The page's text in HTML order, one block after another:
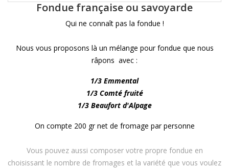
Fondue française ou savoyarde
Qui ne connaît pas la fondue !
Nous vous proposons là un mélange pour fondue que nous
râpons avec :
1/3 Emmental
1/3 Comté fruité
1/3 Beaufort d'Alpage
On compte 200 gr net de fromage par personne
Vous pouvez aussi composer votre propre fondue en
choisissant le nombre de fromages et la variété que vous voulez